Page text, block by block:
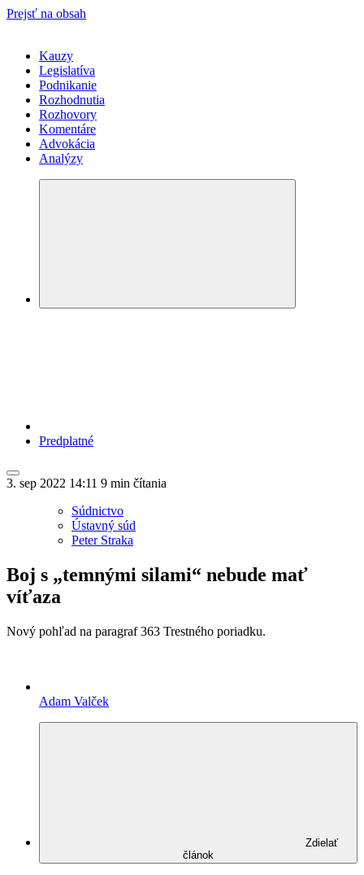
Prejsť na obsah
Kauzy
Legislatíva
Podnikanie
Rozhodnutia
Rozhovory
Komentáre
Advokácia
Analýzy
Predplatné
3. sep 2022 14:11 9 min čítania
Súdnictvo
Ústavný súd
Peter Straka
Boj s „temnými silami“ nebude mať
víťaza
Nový pohľad na paragraf 363 Trestného poriadku.
Adam Valček
Zdielať
článok